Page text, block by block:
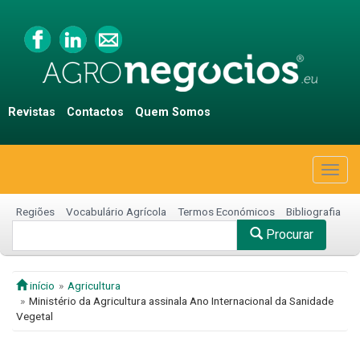
Revistas Contactos Quem Somos
Regiões Vocabulário Agrícola Termos Económicos Bibliografia
Procurar
início
Agricultura
Ministério da Agricultura assinala Ano Internacional da Sanidade
Vegetal